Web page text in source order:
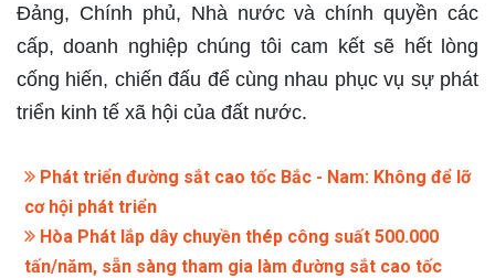
Đảng, Chính phủ, Nhà nước và chính quyền các
cấp, doanh nghiệp chúng tôi cam kết sẽ hết lòng
cống hiến, chiến đấu để cùng nhau phục vụ sự phát
triển kinh tế xã hội của đất nước.
Phát triển đường sắt cao tốc Bắc - Nam: Không để lỡ
cơ hội phát triển
Hòa Phát lắp dây chuyền thép công suất 500.000
tấn/năm, sẵn sàng tham gia làm đường sắt cao tốc